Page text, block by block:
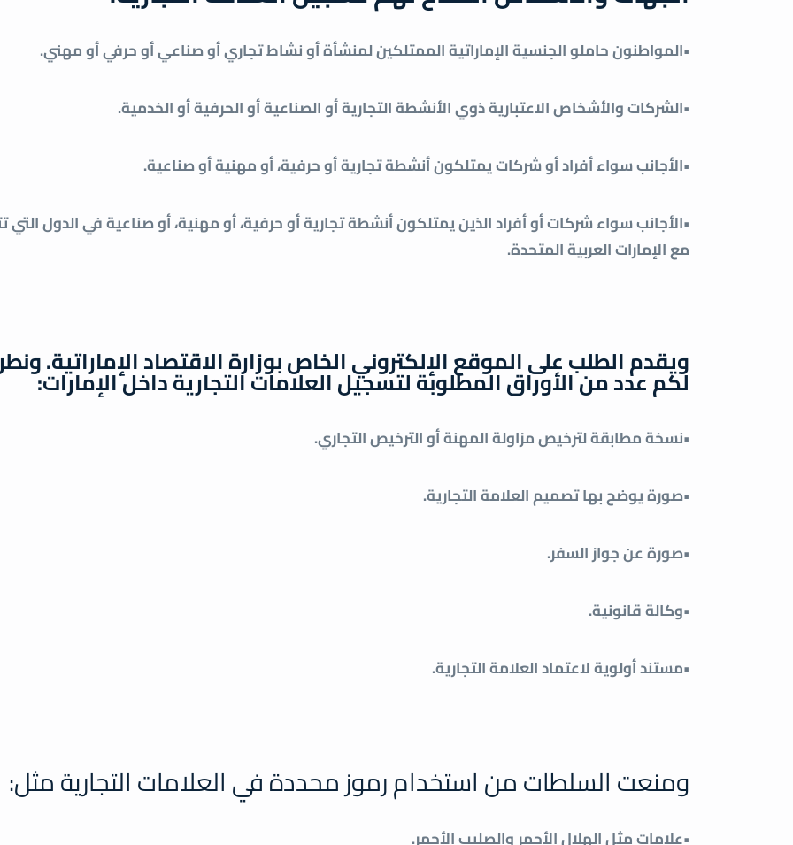
•المواطنون حاملو الجنسية الإماراتية الممتلكين لمنشأة أو نشاط تجاري أو صناعي أو حرفي أو مهني.
•الشركات والأشخاص الاعتبارية ذوي الأنشطة التجارية أو الصناعية أو الحرفية أو الخدمية.
•الأجانب سواء أفراد أو شركات يمتلكون أنشطة تجارية أو حرفية، أو مهنية أو صناعية.
•الأجانب سواء شركات أو أفراد الذين يمتلكون أنشطة تجارية أو حرفية، أو مهنية، أو صناعية في الدول التي
مع الإمارات العربية المتحدة.
ويقدم الطلب على الموقع الإلكتروني الخاص بوزارة الاقتصاد الإماراتية.
لكم عدد من الأوراق المطلوبة لتسجيل العلامات التجارية داخل الإمارات:
•نسخة مطابقة لترخيص مزاولة المهنة أو الترخيص التجاري.
•صورة يوضح بها تصميم العلامة التجارية.
•صورة عن جواز السفر.
•وكالة قانونية.
•مستند أولوية لاعتماد العلامة التجارية.
ومنعت السلطات من استخدام رموز محددة في العلامات التجارية مثل:
•علامات مثل الهلال الأحمر والصليب الأحمر.